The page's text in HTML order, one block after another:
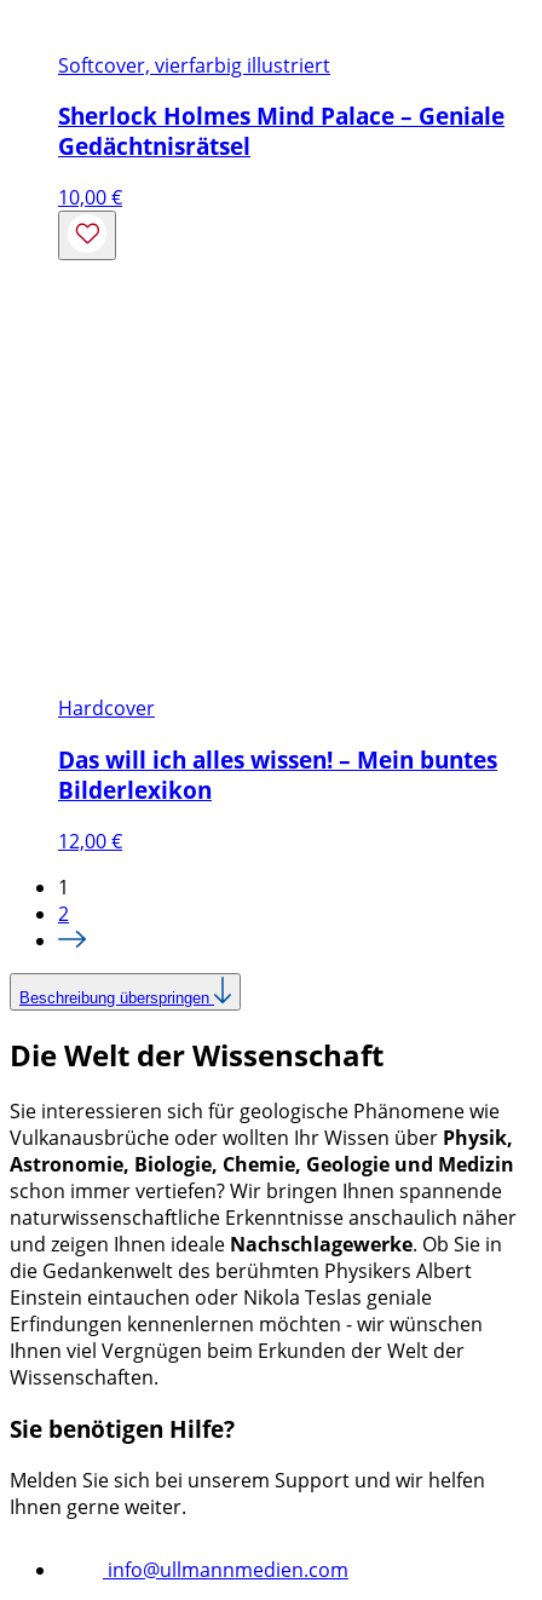
Softcover, vierfarbig illustriert
Sherlock Holmes Mind Palace – Geniale
Gedächtnisrätsel
10,00€
Hardcover
Das will ich alles wissen! – Mein buntes
Bilderlexikon
12,00€
1
2
Beschreibung überspringen
Die Welt der Wissenschaft
Sie interessieren sich für geologische Phänomene wie
Vulkanausbrüche oder wollten Ihr Wissen über Physik,
Astronomie, Biologie, Chemie, Geologie und Medizin
schon immer vertiefen? Wir bringen Ihnen spannende
naturwissenschaftliche Erkenntnisse anschaulich näher
und zeigen Ihnen ideale Nachschlagewerke. Ob Sie in
die Gedankenwelt des berühmten Physikers Albert
Einstein eintauchen oder Nikola Teslas geniale
Erfindungen kennenlernen möchten - wir wünschen
Ihnen viel Vergnügen beim Erkunden der Welt der
Wissenschaften.
Sie benötigen Hilfe?
Melden Sie sich bei unserem Support und wir helfen
Ihnen gerne weiter.
info@ullmannmedien.com